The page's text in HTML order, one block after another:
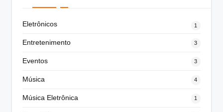
Eletrônicos 1
Entretenimento 3
Eventos 3
Música 4
Música Eletrônica 1